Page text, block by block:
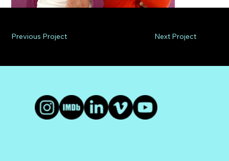
Next Project
Previous Project